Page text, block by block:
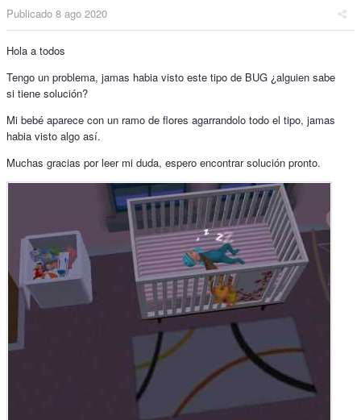
Publicado 8 ago 2020
Hola a todos
Tengo un problema, jamas habia visto este tipo de BUG ¿alguien sabe
si tiene solución?
Mi bebé aparece con un ramo de flores agarrandolo todo el tipo, jamas
habia visto algo así.
Muchas gracias por leer mi duda, espero encontrar solución pronto.